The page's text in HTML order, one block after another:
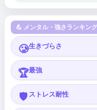
💪 メンタル・強さランキン
🥲生きづらさ
🏆最強
🛡️ ストレス耐性